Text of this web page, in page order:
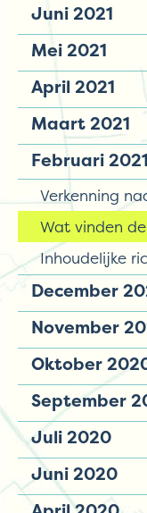
Juni 2021
Mei 2021
April 2021
Maart 2021
Februari 2021
Wat vinden de
Inhoudelijke
December
November
Oktober
September
Juli 2020
Juni 2020